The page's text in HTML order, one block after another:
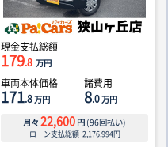
現金支払総額
179.8 万円
車両本体価格
171.8万円
諸費用
8.0万円
月々 22,600 円 (96回払い)
ローン支払総額 2,176,994円